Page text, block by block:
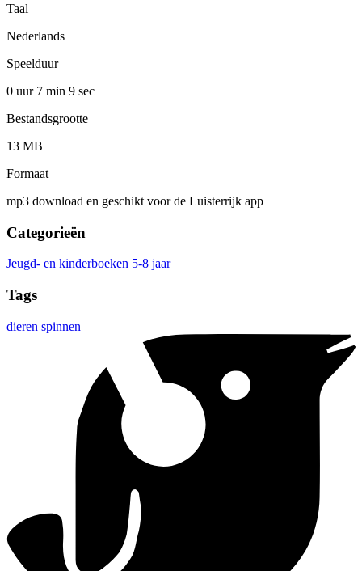
Taal
Nederlands
Speelduur
0 uur 7 min 9 sec
Bestandsgrootte
13 MB
Formaat
mp3 download en geschikt voor de Luisterrijk app
Categorieën
Jeugd- en kinderboeken 5-8 jaar
Tags
dieren spinnen